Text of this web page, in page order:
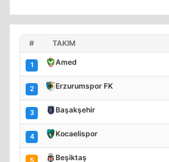
# TAKIM
1 Amed
2 Erzurumspor FK
3 Başakşehir
4 Kocaelispor
Beşiktaş